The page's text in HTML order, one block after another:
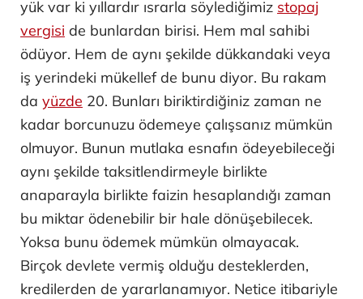
yük var ki yıllardır ısrarla söylediğimiz stopaj
vergisi de bunlardan birisi. Hem mal sahibi
ödüyor. Hem de aynı şekilde dükkandaki veya
iş yerindeki mükellef de bunu diyor. Bu rakam
da yüzde 20. Bunları biriktirdiğiniz zaman ne
kadar borcunuzu ödemeye çalışsanız mümkün
olmuyor. Bunun mutlaka esnafın ödeyebileceği
aynı şekilde taksitlendirmeyle birlikte
anaparayla birlikte faizin hesaplandığı zaman
bu miktar ödenebilir bir hale dönüşebilecek.
Yoksa bunu ödemek mümkün olmayacak.
Birçok devlete vermiş olduğu desteklerden,
kredilerden de yararlanamıyor. Netice itibariyle